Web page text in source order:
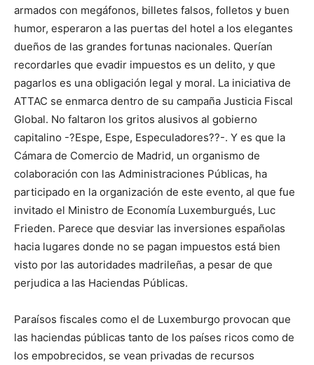
armados con megáfonos, billetes falsos, folletos y buen
humor, esperaron a las puertas del hotel a los elegantes
dueños de las grandes fortunas nacionales. Querían
recordarles que evadir impuestos es un delito, y que
pagarlos es una obligación legal y moral. La iniciativa de
ATTAC se enmarca dentro de su campaña Justicia Fiscal
Global. No faltaron los gritos alusivos al gobierno
capitalino -?Espe, Espe, Especuladores??-. Y es que la
Cámara de Comercio de Madrid, un organismo de
colaboración con las Administraciones Públicas, ha
participado en la organización de este evento, al que fue
invitado el Ministro de Economía Luxemburgués, Luc
Frieden. Parece que desviar las inversiones españolas
hacia lugares donde no se pagan impuestos está bien
visto por las autoridades madrileñas, a pesar de que
perjudica a las Haciendas Públicas.
Paraísos fiscales como el de Luxemburgo provocan que
las haciendas públicas tanto de los países ricos como de
los empobrecidos, se vean privadas de recursos